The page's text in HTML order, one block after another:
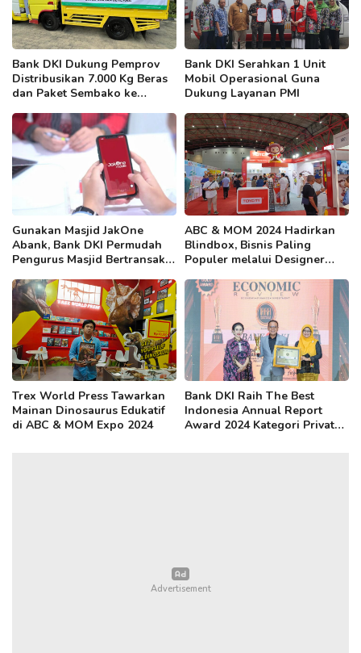
Bank DKI Dukung Pemprov
Distribusikan 7.000 Kg Beras
dan Paket Sembako ke
Bank DKI Serahkan 1 Unit
Mobil Operasional Guna
Dukung Layanan PMI
Gunakan Masjid JakOne
Abank, Bank DKI Permudah
Pengurus Masjid Bertransaksi
ABC & MOM 2024 Hadirkan
Blindbox, Bisnis Paling
Populer melalui Designer
Trex World Press Tawarkan
Mainan Dinosaurus Edukatif
di ABC & MOM Expo 2024
Bank DKI Raih The Best
Indonesia Annual Report
Award 2024 Kategori Private